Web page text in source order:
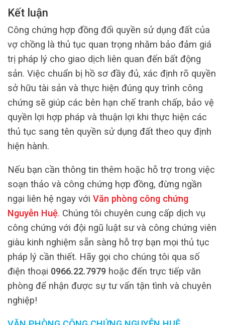
Kết luận
Công chứng hợp đồng đổi quyền sử dụng đất của
vợ chồng là thủ tục quan trọng nhằm bảo đảm giá
trị pháp lý cho giao dịch liên quan đến bất động
sản. Việc chuẩn bị hồ sơ đầy đủ, xác định rõ quyền
sở hữu tài sản và thực hiện đúng quy trình công
chứng sẽ giúp các bên hạn chế tranh chấp, bảo vệ
quyền lợi hợp pháp và thuận lợi khi thực hiện các
thủ tục sang tên quyền sử dụng đất theo quy định
hiện hành.
Nếu bạn cần thông tin thêm hoặc hỗ trợ trong việc
soạn thảo và công chứng hợp đồng, đừng ngần
ngại liên hệ ngay với Văn phòng công chứng
Nguyễn Huệ. Chúng tôi chuyên cung cấp dịch vụ
công chứng với đội ngũ luật sư và công chứng viên
giàu kinh nghiệm sẵn sàng hỗ trợ bạn mọi thủ tục
pháp lý cần thiết. Hãy gọi cho chúng tôi qua số
điện thoại 0966.22.7979 hoặc đến trực tiếp văn
phòng để nhận được sự tư vấn tận tình và chuyên
nghiệp!